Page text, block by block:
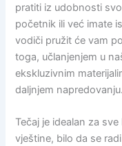
pratiti iz udobnosti
početnik ili već imate
vodiči pružit će vam
toga, učlanjenjem u
ekskluzivnim
daljnjem napredovanju.
Tečaj je idealan za
vještine, bilo da se